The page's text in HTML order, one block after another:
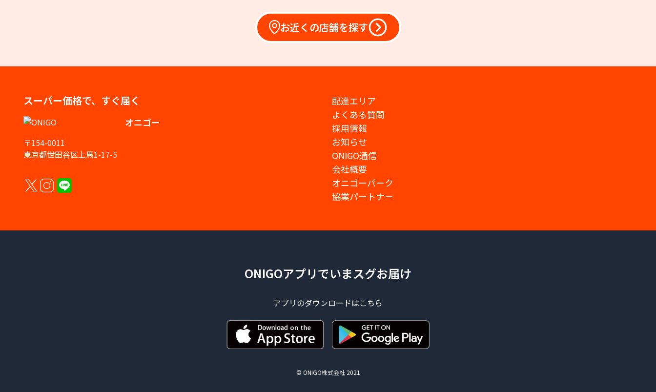
お近くの店舗を探す
スーパー価格で、すぐ届く
オニゴー
〒154-0011
東京都世田谷区上馬1-17-5
配達エリア
よくある質問
採用情報
お知らせ
ONIGO通信
会社概要
オニゴーパーク
協業パートナー
ONIGOアプリでいまスグお届け
アプリのダウンロードはこちら
© ONIGO株式会社 2021